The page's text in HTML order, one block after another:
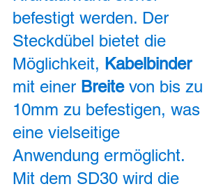
befestigt werden. Der
Steckdübel bietet die
Möglichkeit, Kabelbinder
mit einer Breite von bis zu
10mm zu befestigen, was
eine vielseitige
Anwendung ermöglicht.
Mit dem SD30 wird die